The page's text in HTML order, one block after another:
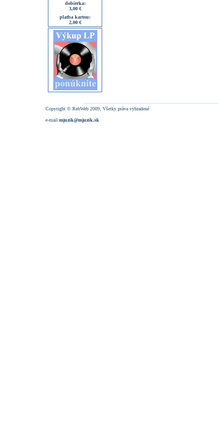
dobierka:
3,00 €
platba kartou:
2,00 €
Copyright © RebWeb 2009; Všetky práva vyhradené
e-mail:mjuzik@mjuzik.sk